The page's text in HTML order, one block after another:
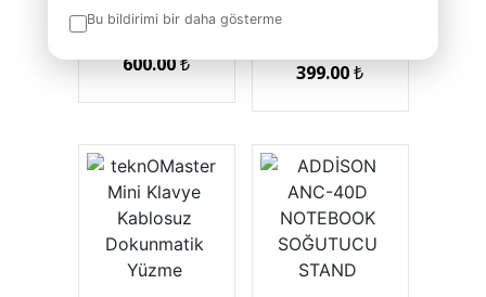
600.00₺
Çevre Birimleri
399.00₺
Bu bildirimi bir daha gösterme